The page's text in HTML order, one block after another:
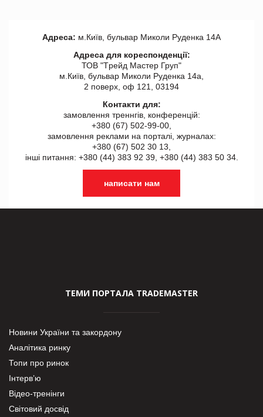
Адреса: м.Київ, бульвар Миколи Руденка 14А
Адреса для кореспонденції:
ТОВ "Tрейд Мастер Груп"
м.Київ, бульвар Миколи Руденка 14а,
2 поверх, оф 121, 03194
Контакти для:
замовлення треннгів, конференцій:
+380 (67) 502-99-00,
замовлення реклами на порталі, журналах:
+380 (67) 502 30 13,
інші питання: +380 (44) 383 92 39, +380 (44) 383 50 34.
написати нам
ТЕМИ ПОРТАЛА TRADEMASTER
Новини України та закордону
Аналітика ринку
Топи про ринок
Інтерв’ю
Відео-тренінги
Світовий досвід